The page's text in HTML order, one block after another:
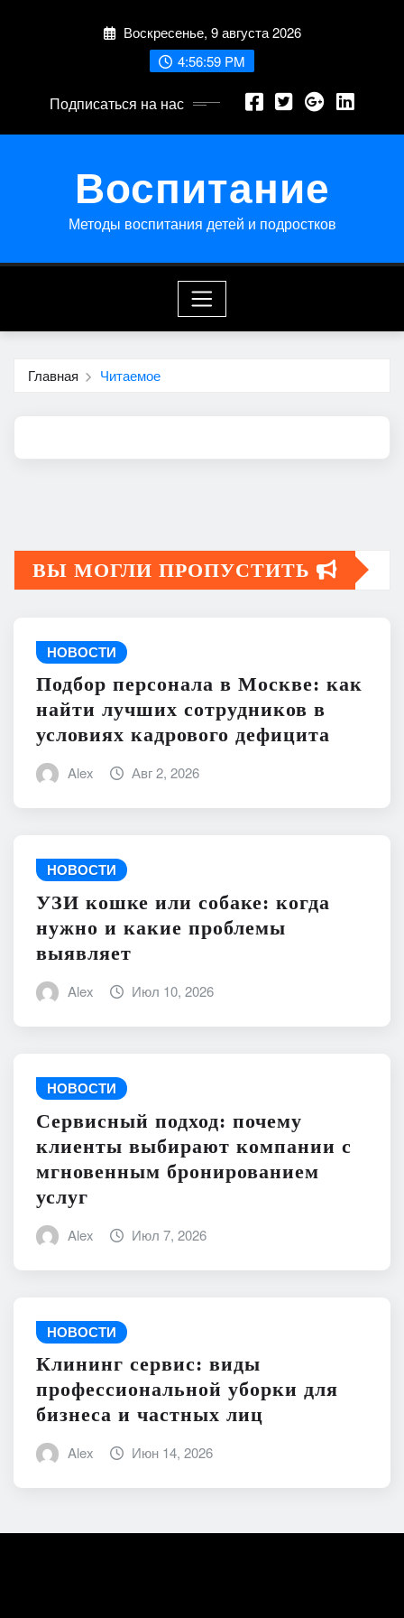
Воскресенье, 9 августа 2026
4:56:59 PM
Подписаться на нас
Воспитание
Методы воспитания детей и подростков
Главная Читаемое
ВЫ МОГЛИ ПРОПУСТИТЬ
НОВОСТИ
Подбор персонала в Москве: как
найти лучших сотрудников в
условиях кадрового дефицита
Alex Авг 2, 2026
НОВОСТИ
УЗИ кошке или собаке: когда
нужно и какие проблемы
выявляет
Alex Июл 10, 2026
НОВОСТИ
Сервисный подход: почему
клиенты выбирают компании с
мгновенным бронированием
услуг
Alex Июл 7, 2026
НОВОСТИ
Клининг сервис: виды
профессиональной уборки для
бизнеса и частных лиц
Alex Июн 14, 2026